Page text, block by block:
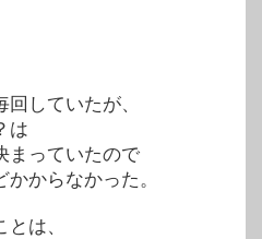
していたが、
は
まっていたので
からなかった。
は、